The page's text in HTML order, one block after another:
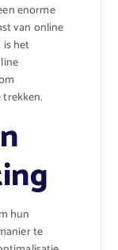
enorme
van online
is het
hun
te